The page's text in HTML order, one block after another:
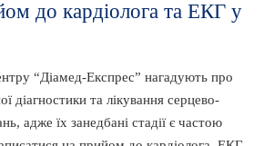
до кардіолога та ЕКГ у
“Діамед-Експрес” нагадують про
діагностики та лікування серцево-
адже їх занедбані стадії є частою